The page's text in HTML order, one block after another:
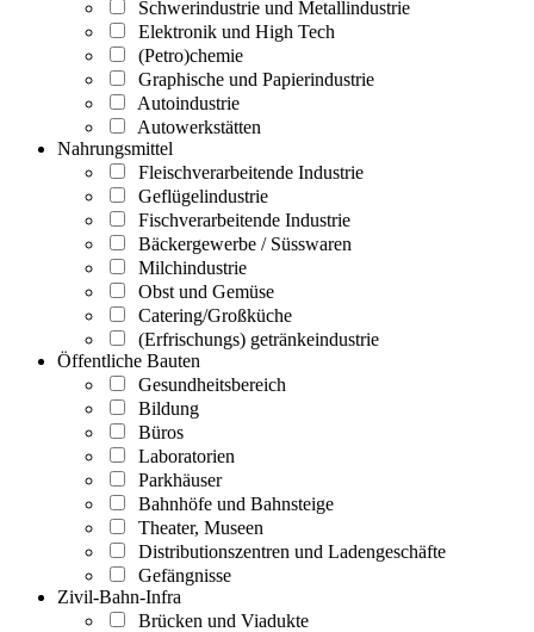
Schwerindustrie und Metallindustrie
Elektronik und High Tech
(Petro)chemie
Graphische und Papierindustrie
Autoindustrie
Autowerkstätten
Nahrungsmittel
Fleischverarbeitende Industrie
Geflügelindustrie
Fischverarbeitende Industrie
Bäckergewerbe / Süsswaren
Milchindustrie
Obst und Gemüse
Catering/Großküche
(Erfrischungs) getränkeindustrie
Öffentliche Bauten
Gesundheitsbereich
Bildung
Büros
Laboratorien
Parkhäuser
Bahnhöfe und Bahnsteige
Theater, Museen
Distributionszentren und Ladengeschäfte
Gefängnisse
Zivil-Bahn-Infra
Brücken und Viadukte